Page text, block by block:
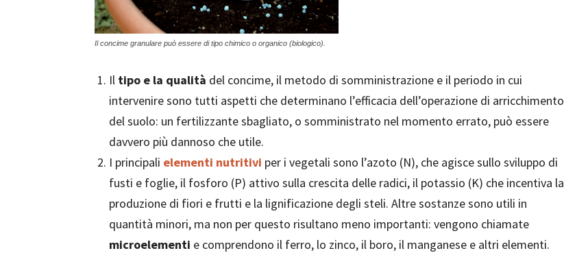
Il concime granulare può essere di tipo chimico o organico (biologico).
Il tipo e la qualità del concime, il metodo di somministrazione e il periodo in cui
intervenire sono tutti aspetti che determinano l’efficacia dell’operazione di arricchimento
del suolo: un fertilizzante sbagliato, o somministrato nel momento errato, può essere
davvero più dannoso che utile.
I principali elementi nutritivi per i vegetali sono l’azoto (N), che agisce sullo sviluppo di
fusti e foglie, il fosforo (P) attivo sulla crescita delle radici, il potassio (K) che incentiva la
produzione di fiori e frutti e la lignificazione degli steli. Altre sostanze sono utili in
quantità minori, ma non per questo risultano meno importanti: vengono chiamate
microelementi e comprendono il ferro, lo zinco, il boro, il manganese e altri elementi.